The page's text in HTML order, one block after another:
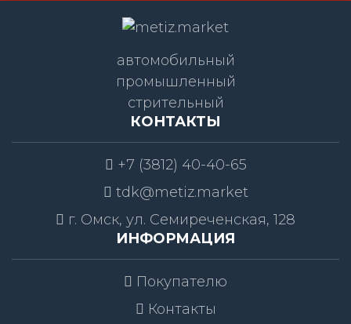
автомобильный
промышленный
стрительный
КОНТАКТЫ
+7 (3812) 40-40-65
tdk@metiz.market
г. Омск, ул. Семиреченская, 128
ИНФОРМАЦИЯ
Покупателю
Контакты